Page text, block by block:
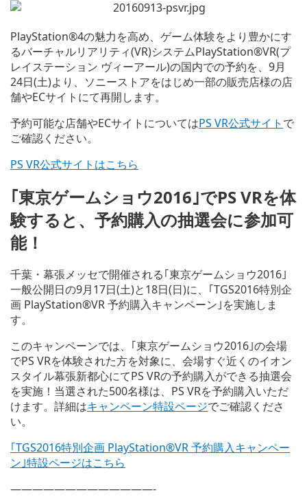
PlayStation®4の魅力を高め、ゲーム体験をより豊かにす
るバーチャルリアリティ(VR)システムPlayStation®VR(プ
レイステーション ヴィーアール)の国内での予約を、9月
24日(土)より、ソニーストアをはじめ一部の販売店様の店
舗やECサイトにて再開します。
予約可能な店舗やECサイトについてはPS VR公式サイト で
ご確認ください。
PS VR公式サイトはこちら
｢東京ゲームショウ2016｣でPS VRを体
験すると、予約購入の抽選会に参加可
能！
千葉・幕張メッセで開催される｢東京ゲームショウ2016｣
一般公開日の9月17日(土)と18日(日)に、｢TGS2016特別企
画 PlayStation®VR 予約購入キャンペーン｣を実施しま
す。
このキャンペーンでは、｢東京ゲームショウ2016｣の会場
でPS VRを体験された方を対象に、会場すぐ近くのイオン
スタイル幕張新都心にてPS VRの予約購入ができる抽選会
を実施！当選された500名様は、PS VRを予約購入いただ
けます。詳細はキャンペーン特設ページでご確認くださ
い。
｢TGS2016特別企画 PlayStation®VR 予約購入キャンペー
ン｣特設ページはこちら
—————————————-